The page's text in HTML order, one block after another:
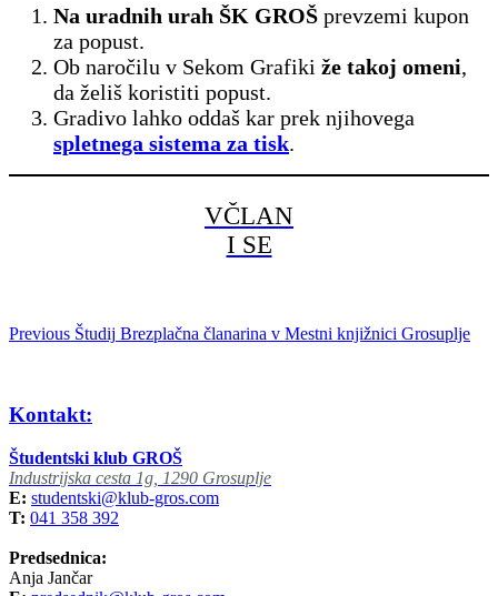
Na uradnih urah ŠK GROŠ prevzemi kupon
za popust.
Ob naročilu v Sekom Grafiki že takoj omeni,
da želiš koristiti popust.
Gradivo lahko oddaš kar prek njihovega
spletnega sistema za tisk.
VČLAN
I SE
Previous Študij Brezplačna članarina v Mestni knjižnici Grosuplje
Kontakt:
Študentski klub GROŠ
Industrijska cesta 1g, 1290 Grosuplje
E: studentski@klub-gros.com
T: 041 358 392
Predsednica:
Anja Jančar